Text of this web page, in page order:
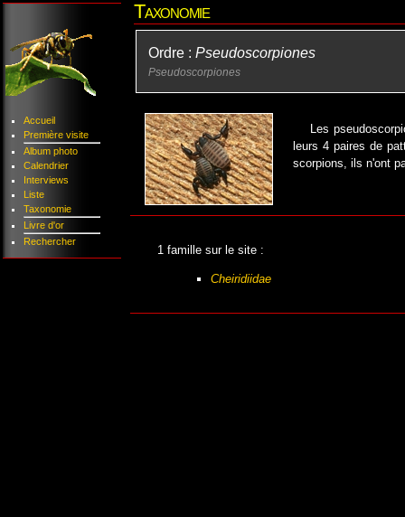
Accueil
Première visite
Album photo
Calendrier
Interviews
Liste
Taxonomie
Livre d'or
Rechercher
Taxonomie
Ordre :Pseudoscorpiones
Pseudoscorpiones
Les
leurs 4 paires de
scorpions, ils n'ont
1 famille sur le site :
Cheiridiidae